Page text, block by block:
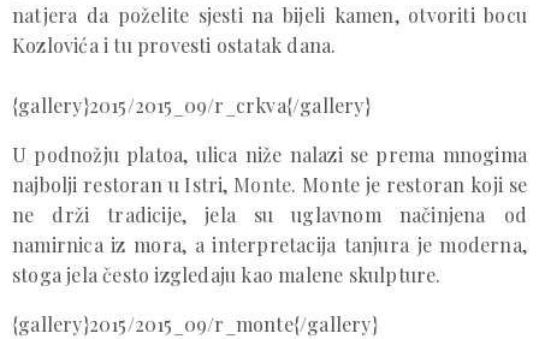
natjera da poželite sjesti na bijeli kamen, otvoriti bocu
Kozlovića i tu provesti ostatak dana.
{gallery}2015/2015_09/r_crkva{/gallery}
U podnožju platoa, ulica niže nalazi se prema mnogima
najbolji restoran u Istri, Monte. Monte je restoran koji se
ne drži tradicije, jela su uglavnom načinjena od
namirnica iz mora, a interpretacija tanjura je moderna,
stoga jela često izgledaju kao malene skulpture.
{gallery}2015/2015_09/r_monte{/gallery}